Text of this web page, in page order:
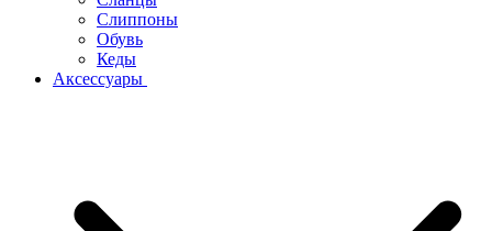
Слиппоны
Обувь
Кеды
Аксессуары